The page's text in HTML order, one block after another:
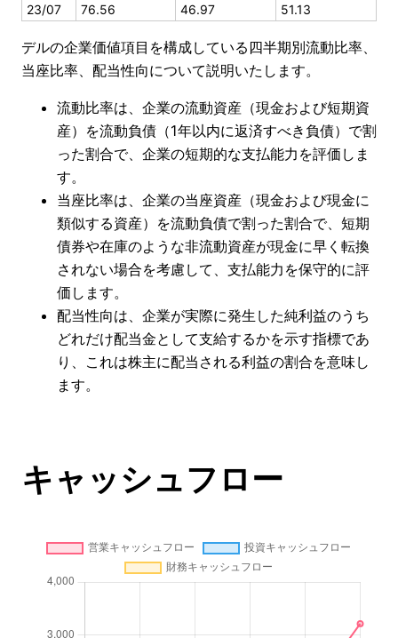
23/07
76.56 46.97 51.13
デルの企業価値項目を構成している四半期別流動比率、
当座比率、配当性向について説明いたします。
流動比率は、企業の流動資産（現金および短期資
産）を流動負債（1年以内に返済すべき負債）で割
った割合で、企業の短期的な支払能力を評価しま
す。
当座比率は、企業の当座資産（現金および現金に
類似する資産）を流動負債で割った割合で、短期
債券や在庫のような非流動資産が現金に早く転換
されない場合を考慮して、支払能力を保守的に評
価します。
配当性向は、企業が実際に発生した純利益のうち
どれだけ配当金として支給するかを示す指標であ
り、これは株主に配当される利益の割合を意味し
ます。
キャッシュフロー